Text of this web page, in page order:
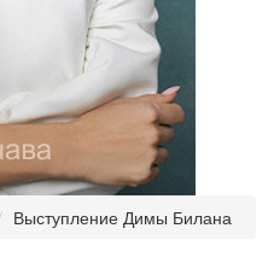
Выступление Димы Билана